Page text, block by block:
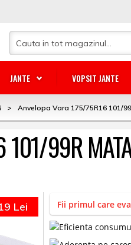
JANTE VOPSIT JANTE
> Anvelopa Vara 175/75R16 101/
101/99R
Lei Fii primul care